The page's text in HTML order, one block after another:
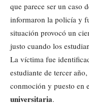
que parece ser un caso
informaron la policía y
situación provocó un
justo cuando los
La víctima fue
estudiante de tercer
conmoción y puesto en
universitaria.